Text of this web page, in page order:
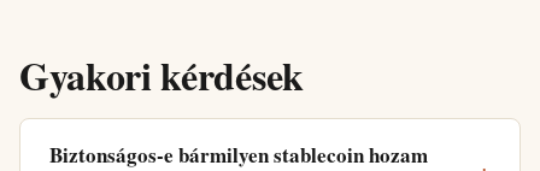
Gyakori kérdések
Biztonságos-e bármilyen stablecoin hozam